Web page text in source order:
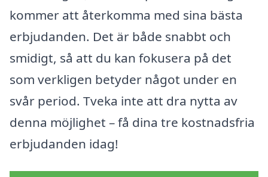
kommer att återkomma med sina bästa
erbjudanden. Det är både snabbt och
smidigt, så att du kan fokusera på det
som verkligen betyder något under en
svår period. Tveka inte att dra nytta av
denna möjlighet – få dina tre kostnadsfria
erbjudanden idag!